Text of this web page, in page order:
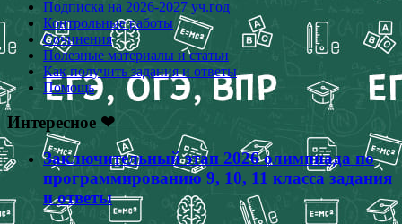
Подписка на 2026-2027 уч.год
Контрольные работы
Сочинения
Полезные материалы и статьи
Как получить задания и ответы
Помощь
Интересное ❤
Заключительный этап 2026 олимпиада по
программированию 9, 10, 11 класса задания
и ответы